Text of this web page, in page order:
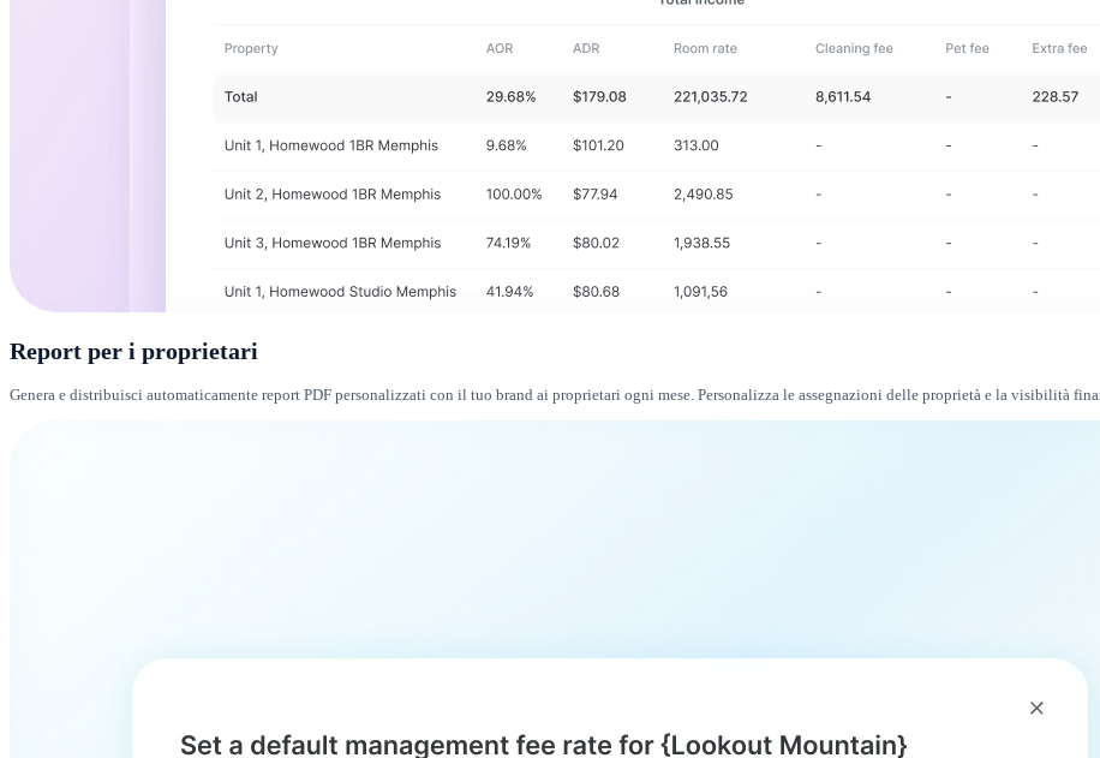
Report per i proprietari
Genera e distribuisci automaticamente report PDF personalizzati con il tuo brand ai proprietari ogni mese. Personalizza le assegnazioni delle proprietà e la visibilità